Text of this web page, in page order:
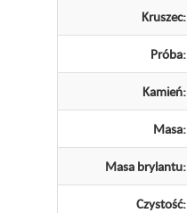
Kruszec:
Próba:
Kamień:
Masa:
Masa brylantu:
Czystość: